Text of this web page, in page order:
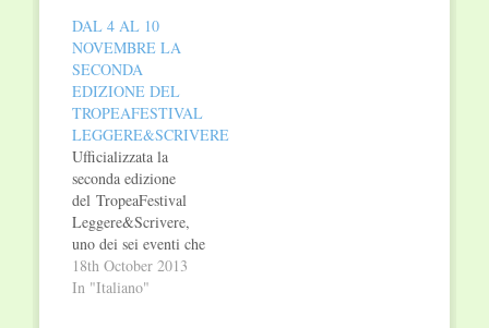
DAL 4 AL 10
NOVEMBRE LA
SECONDA
EDIZIONE DEL
TROPEAFESTIVAL
LEGGERE&SCRIVERE
Ufficializzata la
seconda edizione
del TropeaFestival
Leggere&Scrivere,
uno dei sei eventi che
fa parte dell’esclusivo
cartellone Calabria
18th October 2013
In "Italiano"